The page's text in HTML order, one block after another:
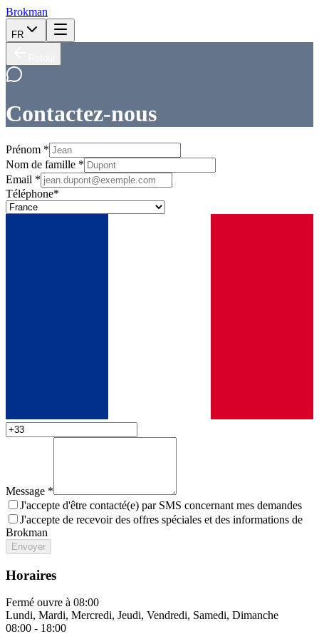
Brokman
FR
Contactez-nous
Prénom *
Nom de famille *
Email *
Téléphone*
Message *
J'accepte d'être contacté(e) par SMS concernant mes demandes
J'accepte de recevoir des offres spéciales et des informations de
Brokman
Envoyer
Horaires
Fermé ouvre à 08:00
Lundi, Mardi, Mercredi, Jeudi, Vendredi, Samedi, Dimanche
08:00 - 18:00